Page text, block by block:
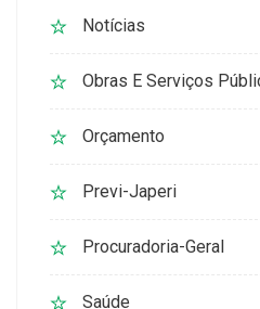
Notícias
Obras E Serviços
Orçamento
Previ-Japeri
Procuradoria-Geral
Saúde